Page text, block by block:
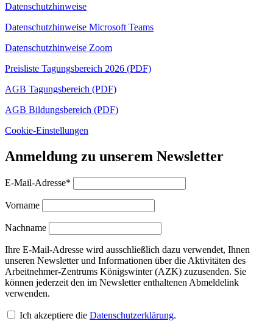
Datenschutzhinweise
Datenschutzhinweise Microsoft Teams
Datenschutzhinweise Zoom
Preisliste Tagungsbereich 2026 (PDF)
AGB Tagungsbereich (PDF)
AGB Bildungsbereich (PDF)
Cookie-Einstellungen
Anmeldung zu unserem Newsletter
E-Mail-Adresse*
Vorname
Nachname
Ihre E-Mail-Adresse wird ausschließlich dazu verwendet, Ihnen
unseren Newsletter und Informationen über die Aktivitäten des
Arbeitnehmer-Zentrums Königswinter (AZK) zuzusenden. Sie
können jederzeit den im Newsletter enthaltenen Abmeldelink
verwenden.
Ich akzeptiere die Datenschutzerklärung.